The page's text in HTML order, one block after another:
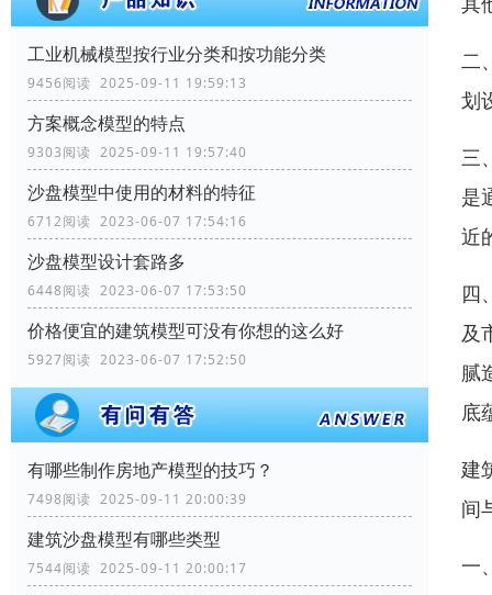
工业机械模型按行业分类和按功能分类
9456阅读 2025-09-11 19:59:13
方案概念模型的特点
9303阅读 2025-09-11 19:57:40
沙盘模型中使用的材料的特征
6712阅读 2023-06-07 17:54:16
沙盘模型设计套路多
6448阅读 2023-06-07 17:53:50
价格便宜的建筑模型可没有你想的这么好
5927阅读 2023-06-07 17:52:50
有哪些制作房地产模型的技巧？
7498阅读 2025-09-11 20:00:39
建筑沙盘模型有哪些类型
7544阅读 2025-09-11 20:00:17
二
划
三
是
近
四
及
腻
底
建
间
一